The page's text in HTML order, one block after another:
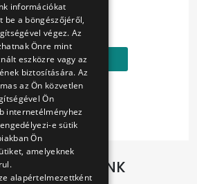
Kosárba
AJÁNLATAINK
információkat
be a böngészőjéről,
végez. Az
Önre mint
eszközre vagy az
biztosítására. Az
az Ön közvetlen
Ön
internetélményhez
e sütik
Ön
amelyeknek
alapértelmezettként